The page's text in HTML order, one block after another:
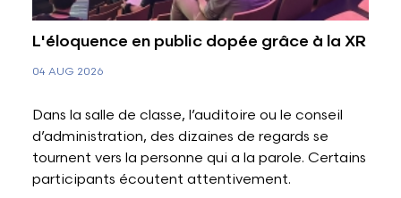
L'éloquence en public dopée grâce à la XR
04 AUG 2026
Dans la salle de classe, l’auditoire ou le conseil
d’administration, des dizaines de regards se
tournent vers la personne qui a la parole. Certains
participants écoutent attentivement.